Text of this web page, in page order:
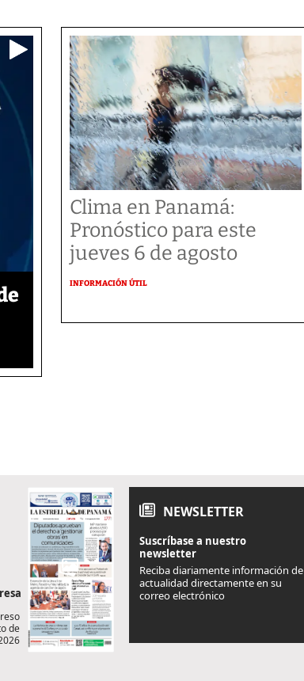
Clima en Panamá:
Pronóstico para este
jueves 6 de agosto
INFORMACIÓN ÚTIL
de
NEWSLETTER
Suscríbase a nuestro
newsletter
Reciba diariamente información de
actualidad directamente en su
correo electrónico